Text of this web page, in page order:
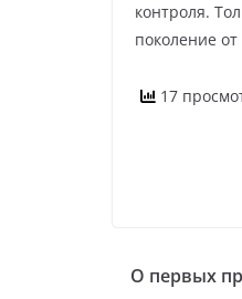
контроля.
поколение
17
О первых